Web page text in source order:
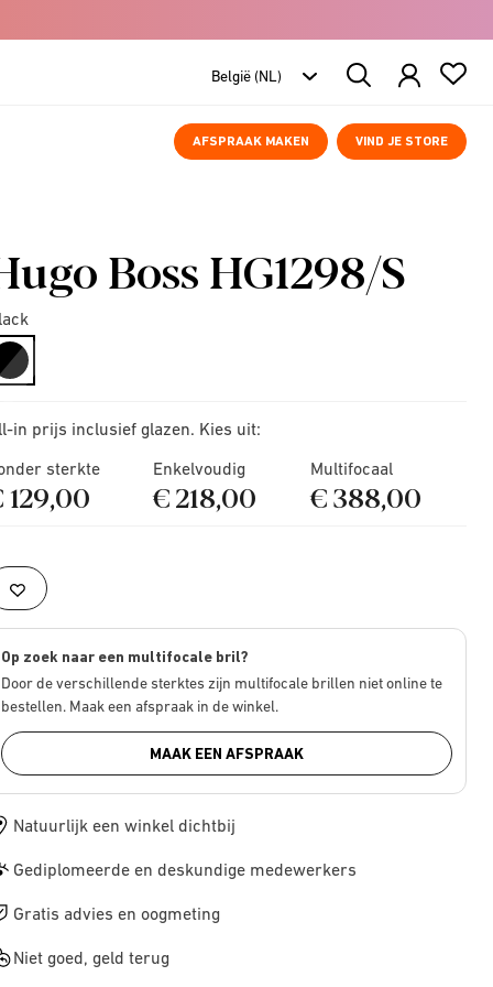
Search
Products
AFSPRAAK MAKEN VIND JE STORE
Boss HG1298/S
selected
in prijs inclusief glazen. Kies uit:
sterkte
129,00
Enkelvoudig
€ 218,00
Multifocaal
€ 388,00
Op zoek naar een multifocale bril?
Door de verschillende sterktes zijn multifocale brillen niet online te
bestellen. Maak een afspraak in de winkel.
MAAK EEN AFSPRAAK
Natuurlijk een winkel dichtbij
Gediplomeerde en deskundige medewerkers
Gratis advies en oogmeting
Niet goed, geld terug